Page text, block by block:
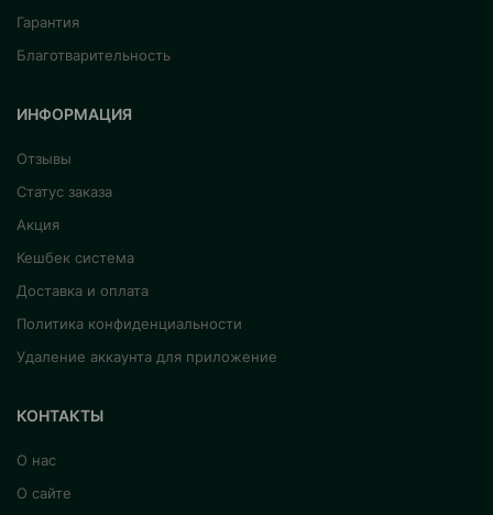
Гарантия
Благотварительность
ИНФОРМАЦИЯ
Отзывы
Статус заказа
Акция
Кешбек система
Доставка и оплата
Политика конфиденциальности
Удаление аккаунта для приложение
КОНТАКТЫ
О нас
О сайте